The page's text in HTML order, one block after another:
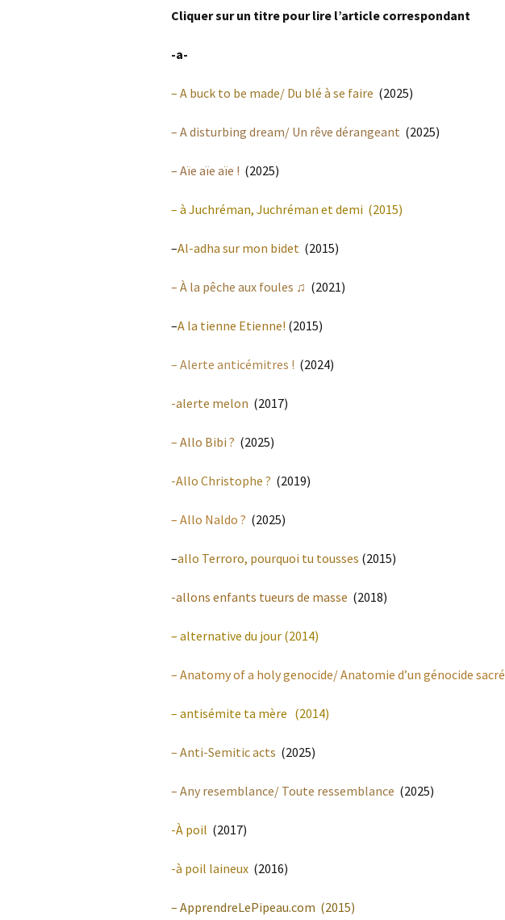
Cliquer sur un titre pour lire l’article correspondant
-a-
– A buck to be made/ Du blé à se faire (2025)
– A disturbing dream/ Un rêve dérangeant (2025)
– Aïe aïe aïe ! (2025)
– à Juchréman, Juchréman et demi (2015)
–Al-adha sur mon bidet (2015)
– À la pêche aux foules ♫ (2021)
–A la tienne Etienne! (2015)
– Alerte anticémitres ! (2024)
-alerte melon (2017)
– Allo Bibi ? (2025)
-Allo Christophe ? (2019)
– Allo Naldo ? (2025)
–allo Terroro, pourquoi tu tousses (2015)
-allons enfants tueurs de masse (2018)
– alternative du jour (2014)
– Anatomy of a holy genocide/ Anatomie d’un génocide sacré
– antisémite ta mère (2014)
– Anti-Semitic acts (2025)
– Any resemblance/ Toute ressemblance (2025)
-À poil (2017)
-à poil laineux (2016)
– ApprendreLePipeau.com (2015)